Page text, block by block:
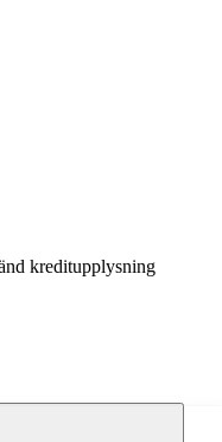
kreditupplysning